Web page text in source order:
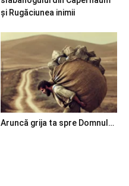
și Rugăciunea inimii
Aruncă grija ta spre Domnul…